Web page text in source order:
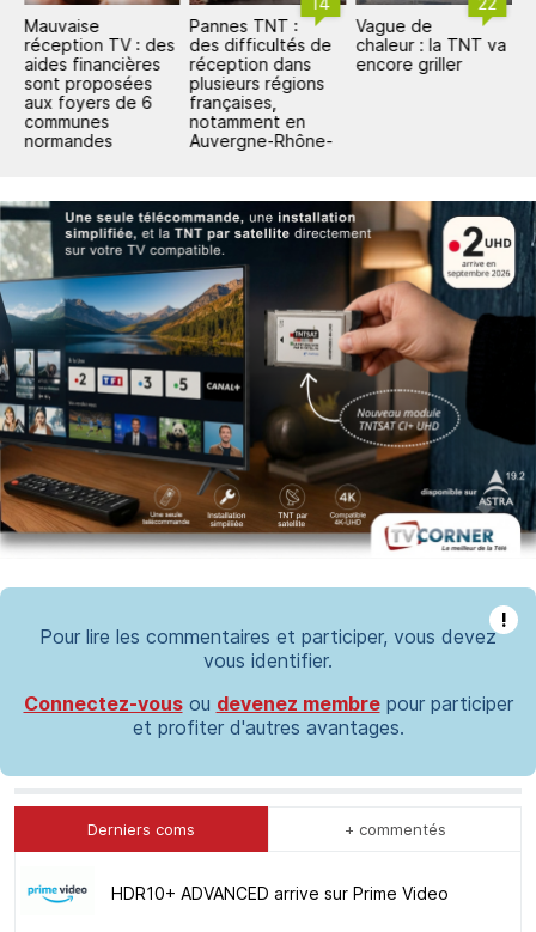
Mauvaise
réception TV : des
aides financières
sont proposées
aux foyers de 6
communes
normandes
Pannes TNT :
des difficultés de
réception dans
plusieurs régions
françaises,
notamment en
Auvergne-Rhône-
Vague de
chaleur : la TNT va
encore griller
!
Pour lire les commentaires et participer, vous devez
vous identifier.
Connectez-vousou devenez membrepour participer
et profiter d'autres avantages.
Derniers coms + commentés
HDR10+ ADVANCED arrive sur Prime Video